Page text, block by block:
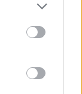
. Un
‘visita’